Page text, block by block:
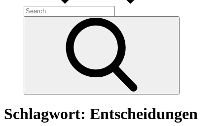
Search
for:
Schlagwort: Entscheidungen